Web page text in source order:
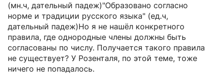
(мн.ч, дательный падеж)"Образовано согласно
норме и традиции русского языка" (ед.ч,
дательный падеж)Но я не нашёл конкретного
правила, где однородные члены должны быть
согласованы по числу. Получается такого правила
не существует? У Розенталя, по этой теме, тоже
ничего не попадалось.